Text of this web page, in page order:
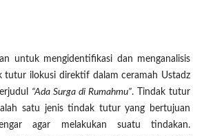
untuk mengidentifikasi dan menganalisis
tutur ilokusi direktif dalam ceramah Ustadz
“Ada Surga di Rumahmu”. Tindak tutur
satu jenis tindak tutur yang bertujuan
agar melakukan suatu tindakan.